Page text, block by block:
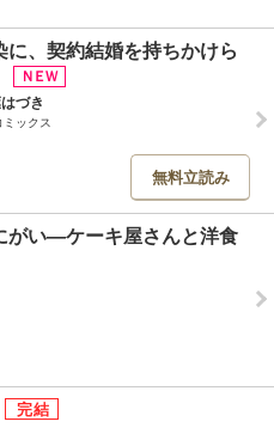
に、契約結婚を持ちかけら
づき
ミックス
無料立読み
がい―ケーキ屋さんと洋食